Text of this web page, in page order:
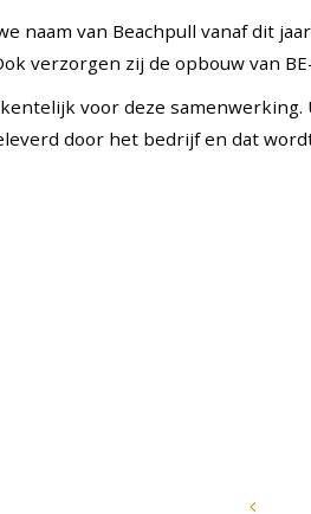
naam van Beachpull vanaf dit
verzorgen zij de opbouw van
voor deze
door het bedrijf en dat